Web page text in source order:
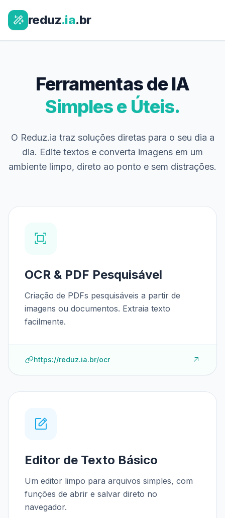
reduz.ia.br
Ferramentas de IA
Simples e Úteis.
O Reduz.ia traz soluções diretas para o seu dia a
dia. Edite textos e converta imagens em um
ambiente limpo, direto ao ponto e sem distrações.
OCR & PDF Pesquisável
Criação de PDFs pesquisáveis a partir de
imagens ou documentos. Extraia texto
facilmente.
https://reduz.ia.br/ocr
Editor de Texto Básico
Um editor limpo para arquivos simples, com
funções de abrir e salvar direto no
navegador.